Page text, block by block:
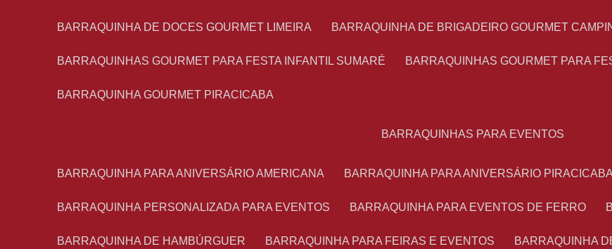
BARRAQUINHA DE DOCES GOURMET LIMEIRA BARRAQUINHA DE BRIGADEIRO GOURMET
BARRAQUINHAS GOURMET PARA FESTA INFANTIL SUMARÉ BARRAQUINHAS GOURMET PARA
BARRAQUINHA GOURMET PIRACICABA
BARRAQUINHAS PARA EVENTOS
BARRAQUINHA PARA ANIVERSÁRIO AMERICANA BARRAQUINHA PARA ANIVERSÁRIO PIRACICABA
BARRAQUINHA PERSONALIZADA PARA EVENTOS BARRAQUINHA PARA EVENTOS DE FERRO
BARRAQUINHA DE HAMBÚRGUER BARRAQUINHA PARA FEIRAS E EVENTOS BARRAQUINHA